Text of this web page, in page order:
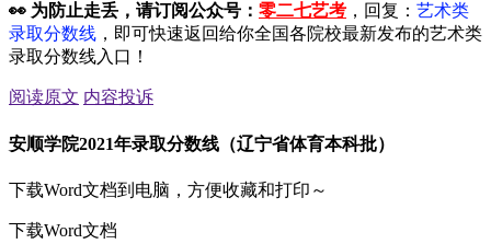
👀 为防止走丢，请订阅公众号： 零二七艺考 ，回复： 艺术类
录取分数线 ，即可快速返回给你全国各院校最新发布的艺术类
录取分数线入口！
阅读原文 内容投诉
安顺学院2021年录取分数线（辽宁省体育本科批）
下载Word文档到电脑，方便收藏和打印～
下载Word文档